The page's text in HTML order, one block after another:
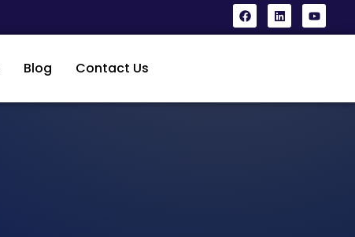
Blog Contact Us